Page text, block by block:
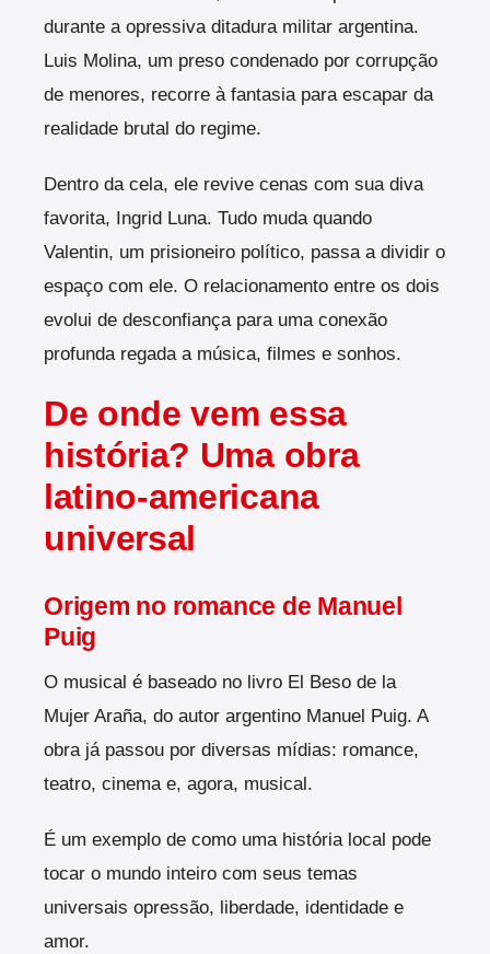
durante a opressiva ditadura militar argentina.
Luis Molina, um preso condenado por corrupção
de menores, recorre à fantasia para escapar da
realidade brutal do regime.
Dentro da cela, ele revive cenas com sua diva
favorita, Ingrid Luna. Tudo muda quando
Valentin, um prisioneiro político, passa a dividir o
espaço com ele. O relacionamento entre os dois
evolui de desconfiança para uma conexão
profunda regada a música, filmes e sonhos.
De onde vem essa
história? Uma obra
latino-americana
universal
Origem no romance de Manuel
Puig
O musical é baseado no livro El Beso de la
Mujer Araña, do autor argentino Manuel Puig. A
obra já passou por diversas mídias: romance,
teatro, cinema e, agora, musical.
É um exemplo de como uma história local pode
tocar o mundo inteiro com seus temas
universais opressão, liberdade, identidade e
amor.